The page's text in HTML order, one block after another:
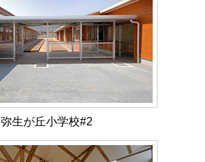
弥生が丘小学校#2